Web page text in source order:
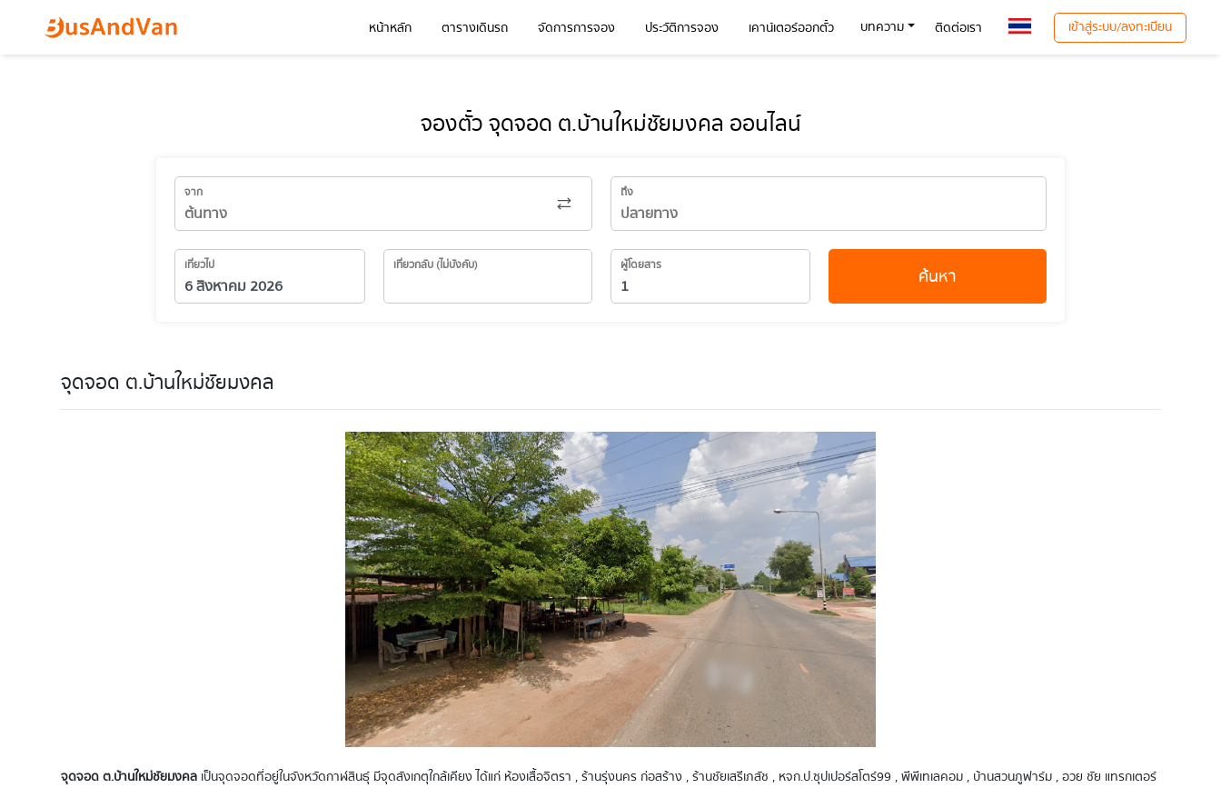
หน้าหลัก ตารางเดินรถ จัดการการจอง ประวัติการจอง เคาน์เตอร์ออกตั๋ว บทความ ติดต่อเรา เข้าสู่ระบบ/ลงทะเบียน
จองตั๋ว จุดจอด ต.บ้านใหม่ชัยมงคล ออนไลน์
จาก ถึง
เที่ยวไป เที่ยวกลับ (ไม่บังคับ) ผู้โดยสาร ค้นหา
จุดจอด ต.บ้านใหม่ชัยมงคล
จุดจอด ต.บ้านใหม่ชัยมงคล เป็นจุดจอดที่อยู่ในจังหวัดกาฬสินธุ์ มีจุดสังเกตุใกล้เคียง ได้แก่ ห้องเสื้อจิตรา , ร้านรุ่งนคร ก่อสร้าง , ร้านชัยเสรีเภสัช , หจก.ป.ซุปเปอร์สโตร์99 , พีพีเทเลคอม , บ้านสวนภูฟาร์ม , อวย ชัย แทรกเตอร์